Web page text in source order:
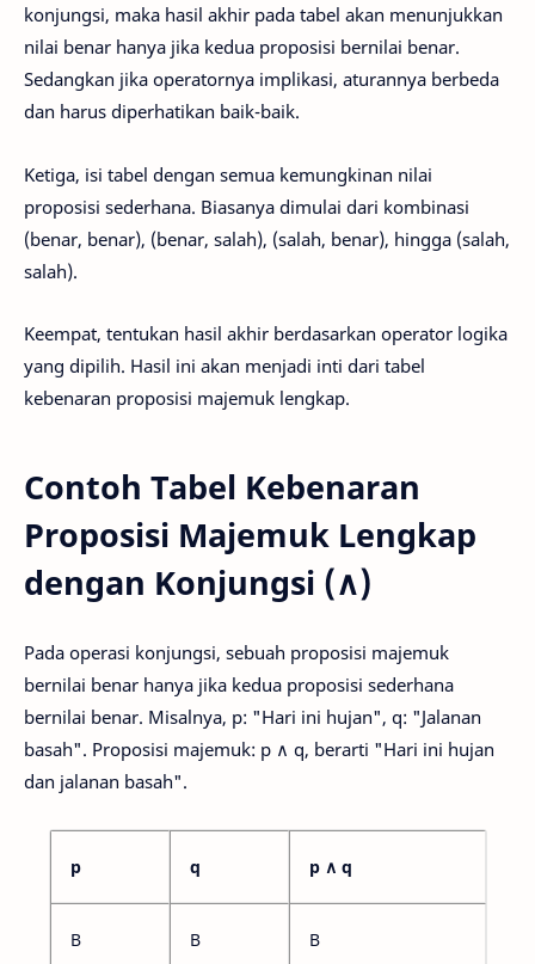
konjungsi, maka hasil akhir pada tabel akan menunjukkan
nilai benar hanya jika kedua proposisi bernilai benar.
Sedangkan jika operatornya implikasi, aturannya berbeda
dan harus diperhatikan baik-baik.
Ketiga, isi tabel dengan semua kemungkinan nilai
proposisi sederhana. Biasanya dimulai dari kombinasi
(benar, benar), (benar, salah), (salah, benar), hingga (salah,
salah).
Keempat, tentukan hasil akhir berdasarkan operator logika
yang dipilih. Hasil ini akan menjadi inti dari tabel
kebenaran proposisi majemuk lengkap.
Contoh Tabel Kebenaran
Proposisi Majemuk Lengkap
dengan Konjungsi (∧)
Pada operasi konjungsi, sebuah proposisi majemuk
bernilai benar hanya jika kedua proposisi sederhana
bernilai benar. Misalnya, p: "Hari ini hujan", q: "Jalanan
basah". Proposisi majemuk: p ∧ q, berarti "Hari ini hujan
dan jalanan basah".
p q p ∧ q
B B B